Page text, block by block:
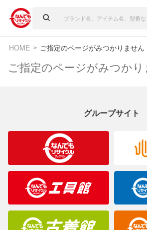
HOME ご指定のページがみつかりません
ご指定のページがみつか
グループサイト